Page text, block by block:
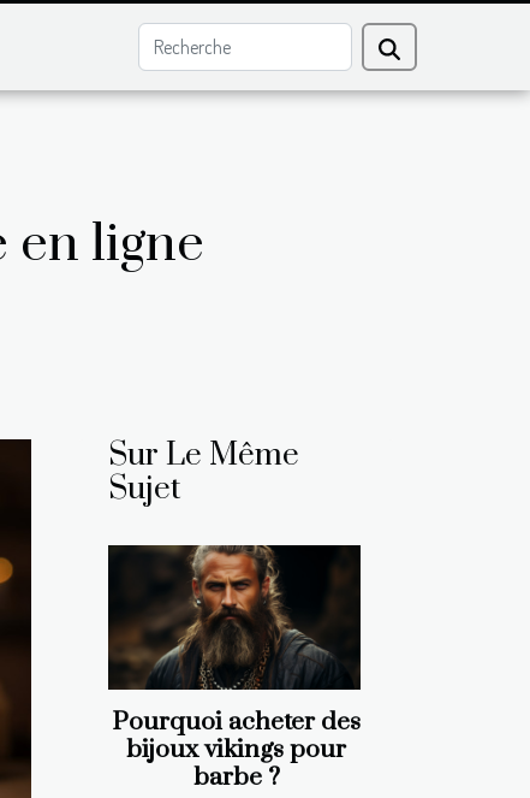
en ligne
Sur Le Même
Sujet
Pourquoi acheter des
bijoux vikings pour
barbe ?